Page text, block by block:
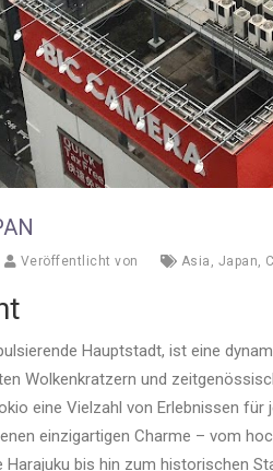
Veröffentlicht von Asia Japan
Hauptstadt, ist eine
Wolkenkratzern und
eine Vielzahl von Erlebnissen
einzigartigen Charme – vom
bis hin zum historischen